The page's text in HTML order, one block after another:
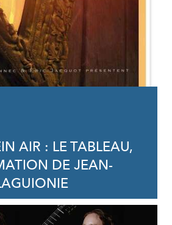
AIR : LE TABLEAU,
DE JEAN-